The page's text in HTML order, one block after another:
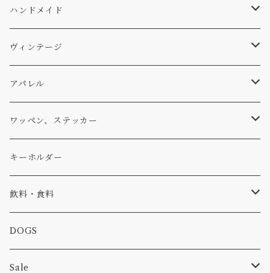
バッグ
パンツ
パーカー・トレーナー
アウター
コラボ
食品
WEAR
Ten
アメリカ軍払い下げ
...mura
エアフレッシュナー
小物
ヘルメット
キッチン
スリーピング
小物
コーヒー
焚き火
サーフ
スキー
ハンドメイド
ステッカー
ワッペン
小物
ヴィンテージ
ワッペン
ステッカー
小物
バイク
カー
アパレル
Tシャツ
キャップ、ニット
バッグ
小物
パンツ
ワッペン、ステッカー
ワッペン
ステッカー
ピン
キーホルダー
飲料・食料
コーヒー
食べ物
DOGS
Sale